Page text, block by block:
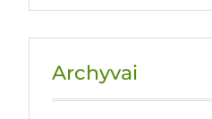
Archyvai